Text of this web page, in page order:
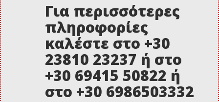
Για περισσότερες
πληροφορίες
καλέστε στο +30
23810 23237 ή στο
+30 69415 50822 ή
στο +30 6986503332